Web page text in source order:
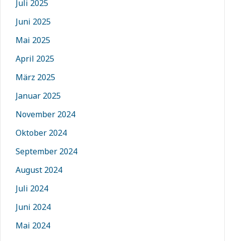
Juli 2025
Juni 2025
Mai 2025
April 2025
März 2025
Januar 2025
November 2024
Oktober 2024
September 2024
August 2024
Juli 2024
Juni 2024
Mai 2024